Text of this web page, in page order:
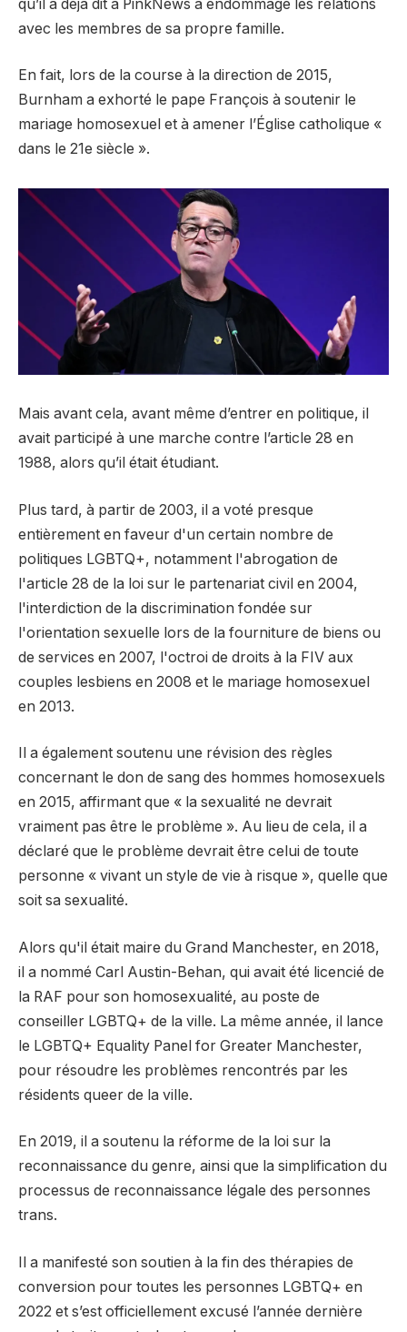
qu’il a déjà dit à PinkNews a endommagé les relations
avec les membres de sa propre famille.
En fait, lors de la course à la direction de 2015,
Burnham a exhorté le pape François à soutenir le
mariage homosexuel et à amener l’Église catholique «
dans le 21e siècle ».
Mais avant cela, avant même d’entrer en politique, il
avait participé à une marche contre l’article 28 en
1988, alors qu’il était étudiant.
Plus tard, à partir de 2003, il a voté presque
entièrement en faveur d'un certain nombre de
politiques LGBTQ+, notamment l'abrogation de
l'article 28 de la loi sur le partenariat civil en 2004,
l'interdiction de la discrimination fondée sur
l'orientation sexuelle lors de la fourniture de biens ou
de services en 2007, l'octroi de droits à la FIV aux
couples lesbiens en 2008 et le mariage homosexuel
en 2013.
Il a également soutenu une révision des règles
concernant le don de sang des hommes homosexuels
en 2015, affirmant que « la sexualité ne devrait
vraiment pas être le problème ». Au lieu de cela, il a
déclaré que le problème devrait être celui de toute
personne « vivant un style de vie à risque », quelle que
soit sa sexualité.
Alors qu'il était maire du Grand Manchester, en 2018,
il a nommé Carl Austin-Behan, qui avait été licencié de
la RAF pour son homosexualité, au poste de
conseiller LGBTQ+ de la ville. La même année, il lance
le LGBTQ+ Equality Panel for Greater Manchester,
pour résoudre les problèmes rencontrés par les
résidents queer de la ville.
En 2019, il a soutenu la réforme de la loi sur la
reconnaissance du genre, ainsi que la simplification du
processus de reconnaissance légale des personnes
trans.
Il a manifesté son soutien à la fin des thérapies de
conversion pour toutes les personnes LGBTQ+ en
2022 et s’est officiellement excusé l’année dernière